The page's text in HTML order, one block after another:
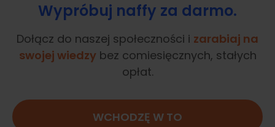
Wypróbuj naffy za darmo.
Dołącz do naszej społeczności i zarabiaj na
swojej wiedzybez comiesięcznych, stałych
opłat.
WCHODZĘ W TO